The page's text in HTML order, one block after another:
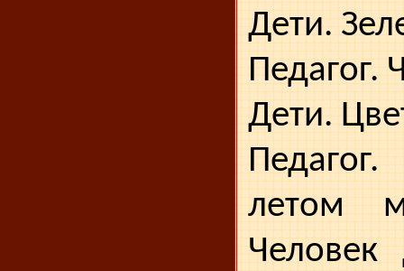
Дети.
Педагог.
Дети.
летом
Человек